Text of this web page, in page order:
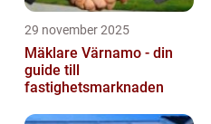
29 november 2025
Mäklare Värnamo - din
guide till
fastighetsmarknaden